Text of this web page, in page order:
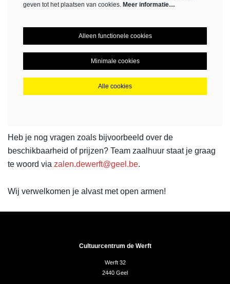
geven tot het plaatsen van cookies. Meer informatie…
Alleen functionele cookies
Minimale cookies
Alle cookies
Heb je nog vragen zoals bijvoorbeeld over de
beschikbaarheid of prijzen? Team zaalhuur staat je graag
te woord via zalen.dewerft@geel.be.
Wij verwelkomen je alvast met open armen!
Cultuurcentrum de Werft
Werft 32
2440 Geel